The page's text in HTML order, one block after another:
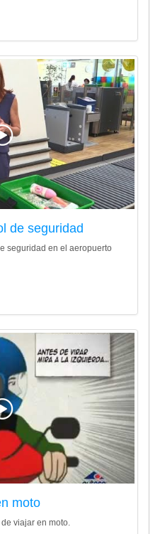
de seguridad
seguridad en el aeropuerto
moto
viajar en moto.